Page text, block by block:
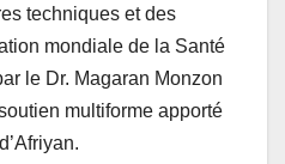
techniques et des
mondiale de la Santé
le Dr. Magaran Monzon
multiforme apporté